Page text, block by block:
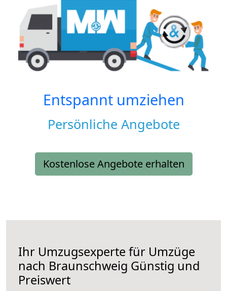
Entspannt umziehen
Persönliche Angebote
Kostenlose Angebote erhalten
Ihr Umzugsexperte für Umzüge
nach Braunschweig Günstig und
Preiswert